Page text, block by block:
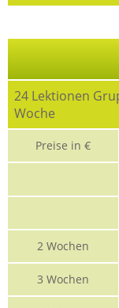
24 Lektionen
Woche
Preise in €
2 Wochen
3 Wochen